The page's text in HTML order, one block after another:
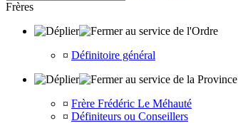
Frères
au service de l'Ordre
¤ Définitoire général
au service de la Province
¤ Frère Frédéric Le Méhauté
¤ Définiteurs ou Conseillers